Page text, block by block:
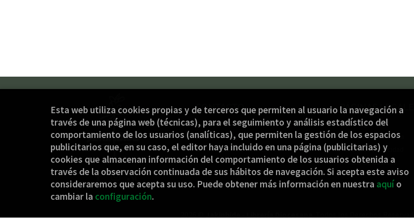
CONTACTO
(+34) 944 232 934
jakinbide@jakinbide.eus
Formulario de contacto
PÁGINAS LEGALES
Aviso legal
Condiciones de venta
Política de privacidad
Política de Cookies
Esta web utiliza cookies propias y de terceros que permiten al usuario la navegación a
través de una página web (técnicas), para el seguimiento y análisis estadístico del
comportamiento de los usuarios (analíticas), que permiten la gestión de los espacios
publicitarios que, en su caso, el editor haya incluido en una página (publicitarias) y
cookies que almacenan información del comportamiento de los usuarios obtenida a
través de la observación continuada de sus hábitos de navegación. Si acepta este aviso
consideraremos que acepta su uso. Puede obtener más información en nuestra aquí o
cambiar la configuración.